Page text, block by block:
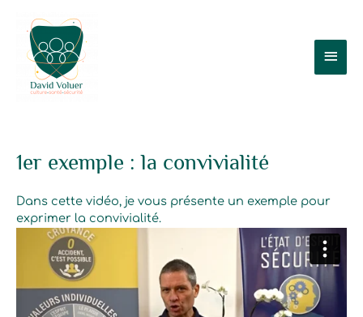
contenu
1er exemple : la convivialité
Dans cette vidéo, je vous présente un exemple pour
exprimer la convivialité.